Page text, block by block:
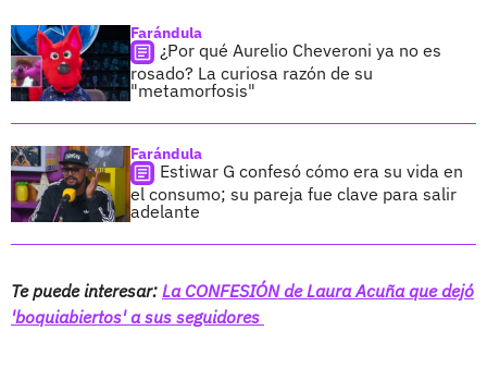
Farándula
¿Por qué Aurelio Cheveroni ya no es
rosado? La curiosa razón de su
"metamorfosis"
Farándula
Estiwar G confesó cómo era su vida en
el consumo; su pareja fue clave para salir
adelante
Te puede interesar: La CONFESIÓN de Laura Acuña que dejó
'boquiabiertos' a sus seguidores